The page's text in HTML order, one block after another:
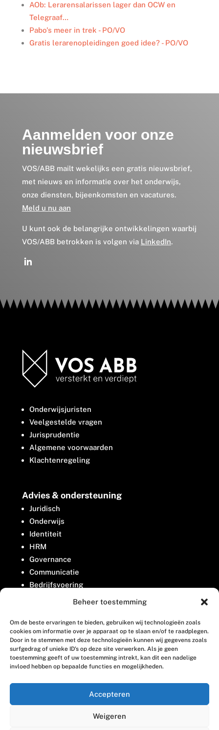
Beheer toestemming
Om de beste ervaringen te bieden, gebruiken wij technologieën zoals
cookies om informatie over je apparaat op te slaan en/of te raadplegen.
Door in te stemmen met deze technologieën kunnen wij gegevens zoals
surfgedrag of unieke ID's op deze site verwerken. Als je geen
toestemming geeft of uw toestemming intrekt, kan dit een nadelige
invloed hebben op bepaalde functies en mogelijkheden.
Accepteren
Weigeren
AOb: Lerarensalarissen lager dan OCW en
Telegraaf…
Pabo's meer in trek - PO/VO
Gratis lerarenopleidingen goed idee? - PO/VO
Aanmelden voor onze
nieuwsbrief
VOS/ABB mailt wekelijks een gratis nieuwsbrief,
met nieuws en informatie over het onderwijs,
onze diensten, bijeenkomsten en vacatures.
Meld u nu aan
U kunt ook de belangrijke ontwikkelingen waarbij
VOS/ABB betrokken is volgen via LinkedIn.
Onderwijsjuristen
Veelgestelde vragen
Jurisprudentie
Algemene voorwaarden
Klachtenregeling
Advies & ondersteuning
Juridisch
Onderwijs
Identiteit
HRM
Governance
Communicatie
Bedrijfsvoering
Belangenbehartiging
Contact
Houttuinlaan 8
3447 GM Woerden